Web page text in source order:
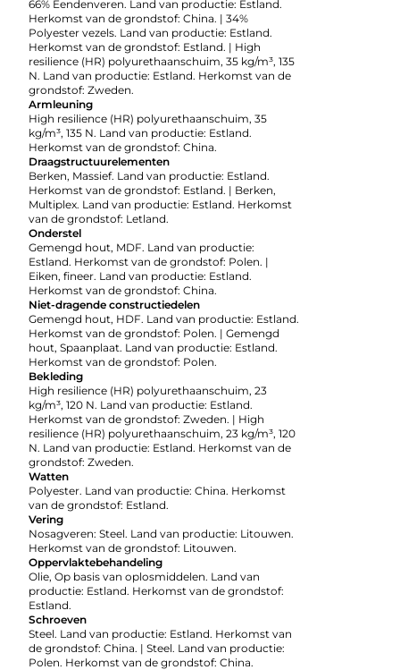
66% Eendenveren. Land van productie: Estland.
Herkomst van de grondstof: China. | 34%
Polyester vezels. Land van productie: Estland.
Herkomst van de grondstof: Estland. | High
resilience (HR) polyurethaanschuim, 35 kg/m³, 135
N. Land van productie: Estland. Herkomst van de
grondstof: Zweden.
Armleuning
High resilience (HR) polyurethaanschuim, 35
kg/m³, 135 N. Land van productie: Estland.
Herkomst van de grondstof: China.
Draagstructuurelementen
Berken, Massief. Land van productie: Estland.
Herkomst van de grondstof: Estland. | Berken,
Multiplex. Land van productie: Estland. Herkomst
van de grondstof: Letland.
Onderstel
Gemengd hout, MDF. Land van productie:
Estland. Herkomst van de grondstof: Polen. |
Eiken, fineer. Land van productie: Estland.
Herkomst van de grondstof: China.
Niet-dragende constructiedelen
Gemengd hout, HDF. Land van productie: Estland.
Herkomst van de grondstof: Polen. | Gemengd
hout, Spaanplaat. Land van productie: Estland.
Herkomst van de grondstof: Polen.
Bekleding
High resilience (HR) polyurethaanschuim, 23
kg/m³, 120 N. Land van productie: Estland.
Herkomst van de grondstof: Zweden. | High
resilience (HR) polyurethaanschuim, 23 kg/m³, 120
N. Land van productie: Estland. Herkomst van de
grondstof: Zweden.
Watten
Polyester. Land van productie: China. Herkomst
van de grondstof: Estland.
Vering
Nosagveren: Steel. Land van productie: Litouwen.
Herkomst van de grondstof: Litouwen.
Oppervlaktebehandeling
Olie, Op basis van oplosmiddelen. Land van
productie: Estland. Herkomst van de grondstof:
Estland.
Schroeven
Steel. Land van productie: Estland. Herkomst van
de grondstof: China. | Steel. Land van productie:
Polen. Herkomst van de grondstof: China.